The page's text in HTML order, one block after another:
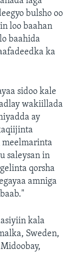
bulsho oo
loo baahan
baahida
ka
sidoo kale
wakiillada
ay
meelmarinta
saleysan in
qorsha
amniga
kala
Sweden,